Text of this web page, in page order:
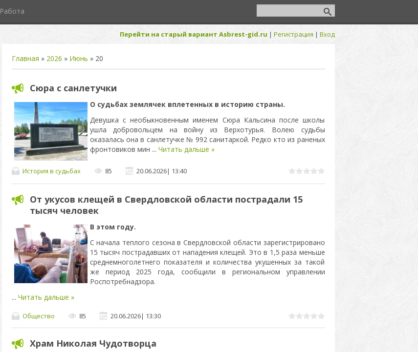
Работа
Перейти на старый вариант Asbrest-gid.ru | Регистрация | Вход
Главная » 2026 » Июнь » 20
Сюра с санлетучки
О судьбах землячек вплетенных в историю страны.
Девушка с необыкновенным именем Сюра Кальсина после школы
ушла добровольцем на войну из Верхотурья. Волею судьбы
оказалась она в санлетучке № 992 санитаркой. Редко кто из раненых
фронтовиков мин ... Читать дальше »
История в судьбах 85 20.06.2026| 13:40
От укусов клещей в Свердловской области пострадали 15
тысяч человек
В этом году.
С начала теплого сезона в Свердловской области зарегистрировано
15 тысяч пострадавших от нападения клещей. Это в 1,5 раза меньше
среднемноголетнего показателя и количества укушенных за такой
же период 2025 года, сообщили в региональном управлении
Роспотребнадзора.
... Читать дальше »
Общество 85 20.06.2026| 13:30
Храм Николая Чудотворца